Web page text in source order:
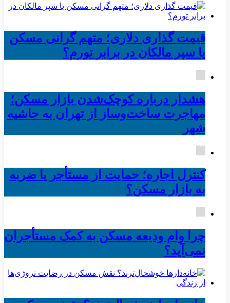
قیمت گذاری دلاری؛ متهم گرانی مسکن
یا سپر مالکان در برابر تورم؟
هشدار درباره کوچک‌شدن بازار مسکن؛
مهاجرت ساخت‌وساز از تهران به حاشیه‌
شهر
کنترل اجاره؛ حمایت از مستأجر یا ضربه
به بازار مسکن؟
چرا وام ودیعه مسکن به کمک مستأجران
نمی‌آید؟